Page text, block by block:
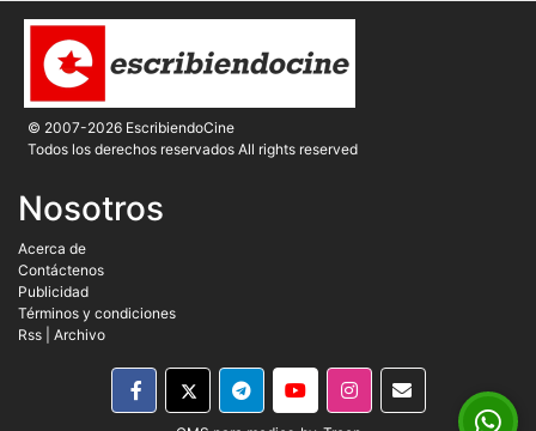
© 2007-2026 EscribiendoCine
Todos los derechos reservados All rights reserved
Nosotros
Acerca de
Contáctenos
Publicidad
Términos y condiciones
Rss
Archivo